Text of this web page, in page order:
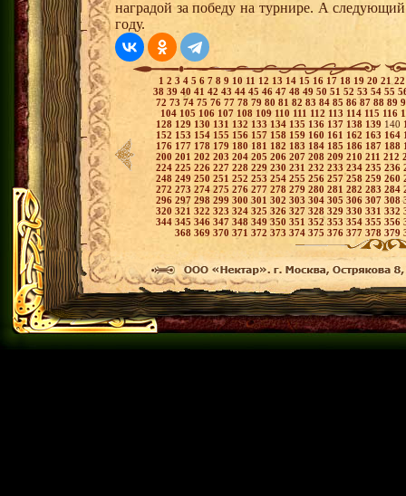
наградой за победу на турнире. А
году.
1 2 3 4 5 6 7 8 9 10 11 12 13 14 15 16 17 18 19 20 21
38 39 40 41 42 43 44 45 46 47 48 49 50 51 52 53 54 55
72 73 74 75 76 77 78 79 80 81 82 83 84 85 86 87 88 89
104 105 106 107 108 109 110 111 112 113 114 115 116
128 129 130 131 132 133 134 135 136 137 138 139 140
152 153 154 155 156 157 158 159 160 161 162 163 164
176 177 178 179 180 181 182 183 184 185 186 187 188
200 201 202 203 204 205 206 207 208 209 210 211 212
224 225 226 227 228 229 230 231 232 233 234 235 236
248 249 250 251 252 253 254 255 256 257258 259 260
272 273 274 275 276 277 278 279 280 281 282 283 284
296 297 298 299 300 301 302 303 304 305 306 307 308
320 321 322 323 324 325 326 327 328 329 330 331 332
344 345 346 347 348 349350 351 352 353 354 355 356
368 369 370 371 372 373 374 375 376 377 378 379